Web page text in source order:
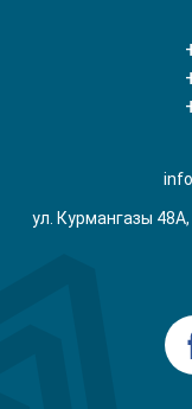
ул. Курмангазы